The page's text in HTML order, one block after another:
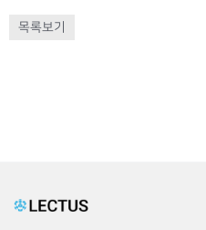
목록보기